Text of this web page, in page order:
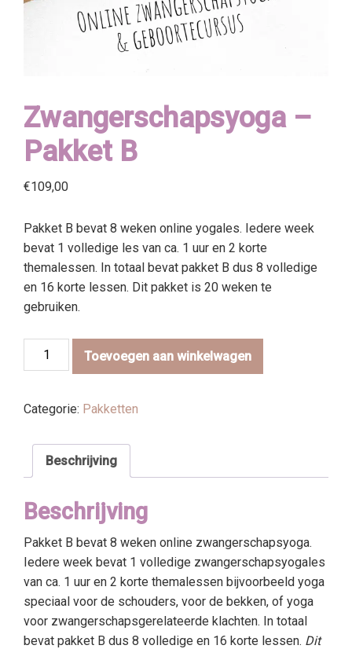
Zwangerschapsyoga –
Pakket B
€109,00
Pakket B bevat 8 weken online yogales. Iedere week
bevat 1 volledige les van ca. 1 uur en 2 korte
themalessen. In totaal bevat pakket B dus 8 volledige
en 16 korte lessen. Dit pakket is 20 weken te
gebruiken.
Zwangerschapsyoga
-
B
Toevoegen aan winkelwagen
Categorie: Pakketten
Beschrijving
Beschrijving
Pakket B bevat 8 weken online zwangerschapsyoga.
Iedere week bevat 1 volledige zwangerschapsyogales
van ca. 1 uur en 2 korte themalessen bijvoorbeeld yoga
speciaal voor de schouders, voor de bekken, of yoga
voor zwangerschapsgerelateerde klachten. In totaal
bevat pakket B dus 8 volledige en 16 korte lessen. Dit